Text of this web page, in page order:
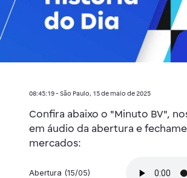
08:45:19 - São Paulo, 15 de maio de 2025
Confira abaixo o "Minuto BV",
em áudio da abertura e
mercados:
Abertura (15/05)